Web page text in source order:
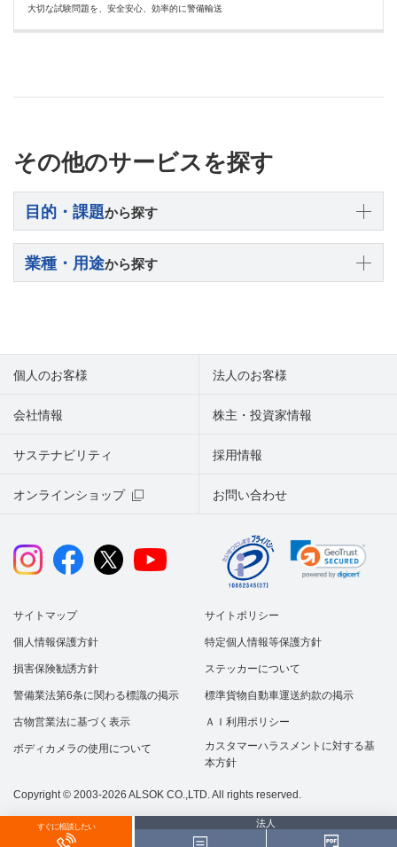
大切な試験問題を、安全安心、効率的に警備輸送
その他のサービスを探す
目的・課題から探す
業種・用途から探す
すぐに相談したい 法人
個人のお客様 法人のお客様
会社情報 株主・投資家情報
サステナビリティ
オンラインショップ お問い合わせ
採用情報
サイトマップ サイトポリシー
個人情報保護方針 特定個人情報等保護方針
損害保険勧誘方針 ステッカーについて
警備業法第6条に関わる標識の掲示 標準貨物自動車運送約款の掲示
古物営業法に基づく表示 ＡＩ利用ポリシー
ボディカメラの使用について
カスタマーハラスメントに対する基
本方針
Copyright © 2003-2026 ALSOK CO.,LTD. All rights reserved.